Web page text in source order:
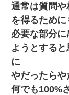
通常は質問
を得るため
必要な部分
ようとする
に
やだったら
何でも100%